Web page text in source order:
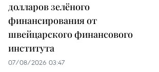
долларов зелёного
финансирования от
швейцарского финансового
института
07/08/2026 03:47